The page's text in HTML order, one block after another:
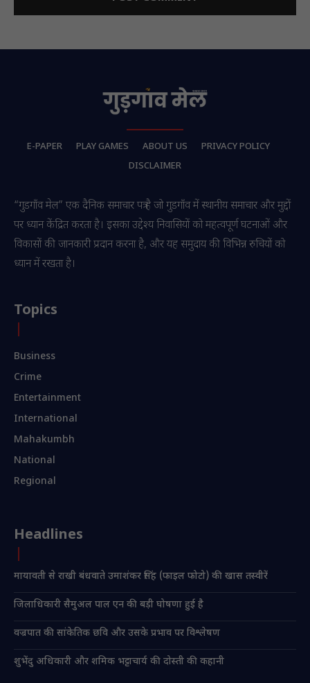
E-PAPER PLAY GAMES ABOUT US
PRIVACY POLICY
DISCLAIMER
“गुडगाँव मेल” एक दैनिक समाचार पत्र है जो गुडगाँव में स्थानीय समाचार और मुद्दों
पर ध्यान केंद्रित करता है। इसका उद्देश्य निवासियों को महत्वपूर्ण घटनाओं और
विकासों की जानकारी प्रदान करना है, और यह समुदाय की विभिन्न रुचियों को
ध्यान में रखता है।
Topics
Business
Crime
Entertainment
International
Mahakumbh
National
Regional
Headlines
मायावती से राखी बंधवाते उमाशंकर सिंह (फाइल फोटो) की खास तस्वीरें
जिलाधिकारी सैमुअल पाल एन की बड़ी घोषणा हुई है
वज्रपात की सांकेतिक छवि और उसके प्रभाव पर विश्लेषण
शुभेंदु अधिकारी और शमिक भट्टाचार्य की दोस्ती की कहानी